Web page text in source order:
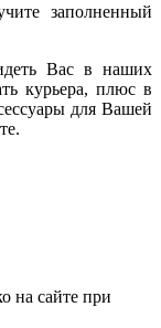
заполненный
Вас в наших
курьера, плюс в
для Вашей
на сайте при